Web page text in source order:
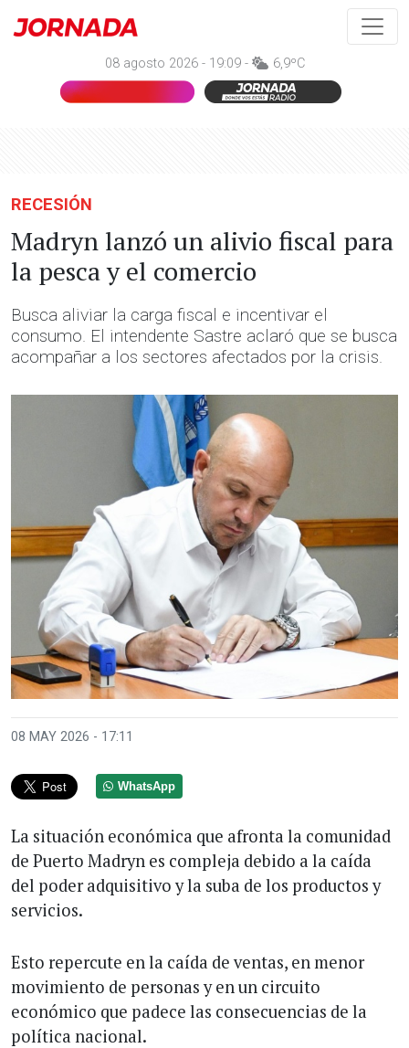
08 agosto 2026 - 19:09 - 6,9ºC
RECESIÓN
Madryn lanzó un alivio fiscal para
la pesca y el comercio
Busca aliviar la carga fiscal e incentivar el
consumo. El intendente Sastre aclaró que se busca
acompañar a los sectores afectados por la crisis.
08 MAY 2026 - 17:11
WhatsApp
La situación económica que afronta la comunidad
de Puerto Madryn es compleja debido a la caída
del poder adquisitivo y la suba de los productos y
servicios.
Esto repercute en la caída de ventas, en menor
movimiento de personas y en un circuito
económico que padece las consecuencias de la
política nacional.